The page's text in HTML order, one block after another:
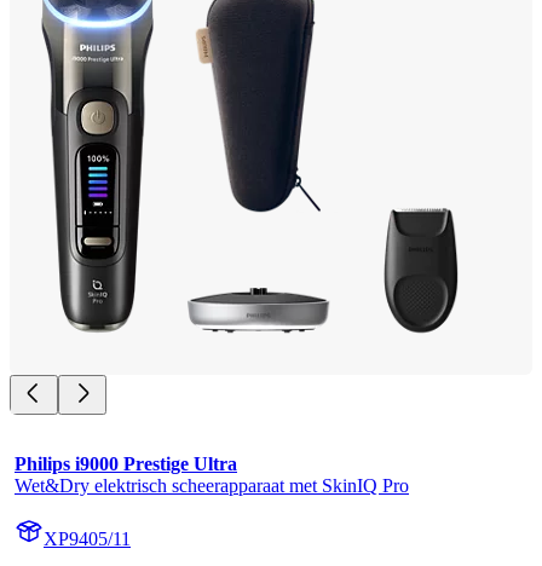
Philips i9000 Prestige Ultra
Wet&Dry elektrisch scheerapparaat met SkinIQ Pro
XP9405/11